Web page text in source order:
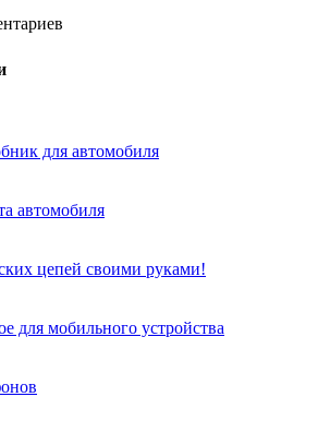
для автомобиля
автомобиля
цепей своими руками!
для мобильного устройства